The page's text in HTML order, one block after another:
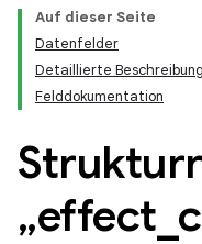
Auf dieser Seite
Datenfelder
Detaillierte Beschreibung
Felddokumentation
„effect